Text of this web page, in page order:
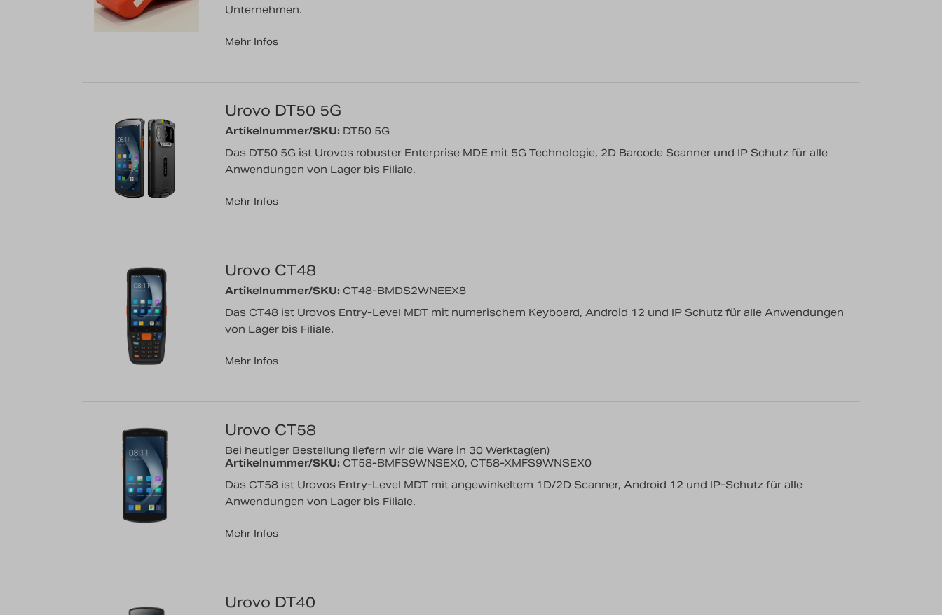
Unternehmen.
Mehr Infos
Urovo DT50 5G
Artikelnummer/SKU: DT50 5G
Das DT50 5G ist Urovos robuster Enterprise MDE mit 5G Technologie, 2D Barcode Scanner und IP Schutz für alle
Anwendungen von Lager bis Filiale.
Mehr Infos
Urovo CT48
Artikelnummer/SKU: CT48-BMDS2WNEEX8
Das CT48 ist Urovos Entry-Level MDT mit numerischem Keyboard, Android 12 und IP Schutz für alle Anwendungen
von Lager bis Filiale.
Mehr Infos
Urovo CT58
Bei heutiger Bestellung liefern wir die Ware in 30 Werktag(en)
Artikelnummer/SKU: CT58-BMFS9WNSEX0, CT58-XMFS9WNSEX0
Das CT58 ist Urovos Entry-Level MDT mit angewinkeltem 1D/2D Scanner, Android 12 und IP-Schutz für alle
Anwendungen von Lager bis Filiale.
Mehr Infos
Urovo DT40